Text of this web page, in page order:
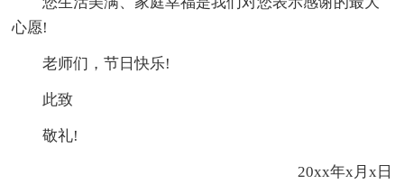
心愿!
老师们，节日快乐!
此致
敬礼!
20xx年x月x日